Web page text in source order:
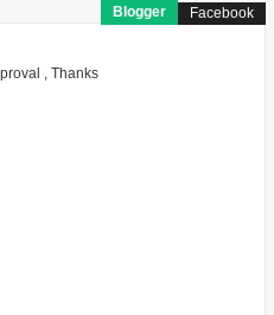
Blogger Facebook
, Thanks